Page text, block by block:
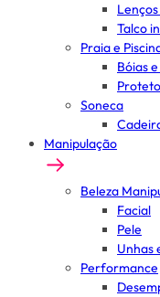
Talco
Praia e
Bóias
Soneca
Manipulação
Beleza
Facial
Pele
Unhas
Performance